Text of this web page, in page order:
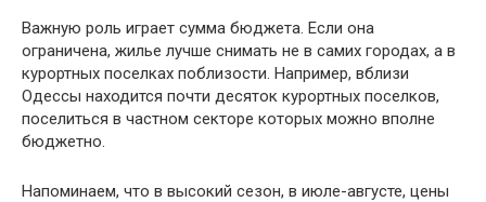
Важную роль играет сумма бюджета. Если она
ограничена, жилье лучше снимать не в самих городах, а в
курортных поселках поблизости. Например, вблизи
Одессы находится почти десяток курортных поселков,
поселиться в частном секторе которых можно вполне
бюджетно.
Напоминаем, что в высокий сезон, в июле-августе, цены